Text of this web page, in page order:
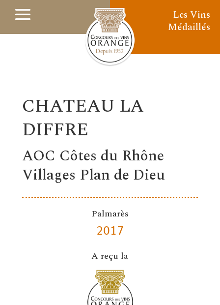
Les Vins
Médaillés
CHATEAU LA
DIFFRE
AOC Côtes du Rhône
Villages Plan de Dieu
Palmarès
2017
A reçu la